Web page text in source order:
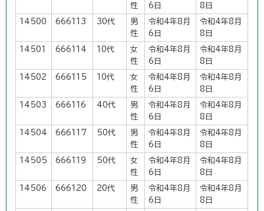
性 6日 8日
14500 666113 30代
男
性
令和4年8月
6日
令和4年8月
8日
14501 666114 10代
女
性
令和4年8月
6日
令和4年8月
8日
14502 666115 10代
女
性
令和4年8月
6日
令和4年8月
8日
14503 666116 40代
男
性
令和4年8月
6日
令和4年8月
8日
14504 666117 50代
男
性
令和4年8月
6日
令和4年8月
8日
14505 666119 50代
女
性
令和4年8月
6日
令和4年8月
8日
14506 666120 20代
男
性
令和4年8月
6日
令和4年8月
8日